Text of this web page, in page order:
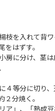
枝を入れて背
をはずす。
房に分け、茎
４等分に切り
２分焼く。
ア」、「熟成